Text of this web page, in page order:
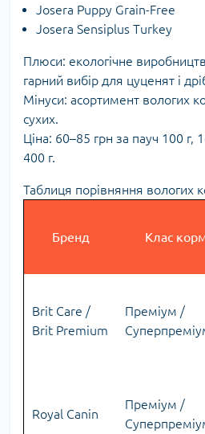
Josera Puppy Grain-Free
Josera Sensiplus Turkey
Плюси: екологічне
гарний вибір для цуценят і
Мінуси: асортимент вологих
сухих.
Ціна: 60–85 грн за пауч 100 г,
400 г.
Таблиця порівняння вологих
Бренд Клас
Brit Care /
Brit Premium
Преміум /
Royal Canin
Преміум /